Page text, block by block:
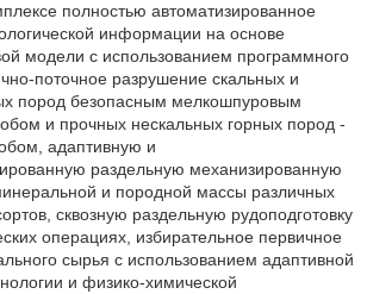
полностью автоматизированное
информации на основе
модели с использованием программного
поточное разрушение скальных и
пород безопасным мелкошпуровым
и прочных нескальных горных пород -
адаптивную и
раздельную механизированную
и породной массы различных
сквозную раздельную рудоподготовку
операциях, избирательное первичное
сырья с использованием адаптивной
и физико-химической